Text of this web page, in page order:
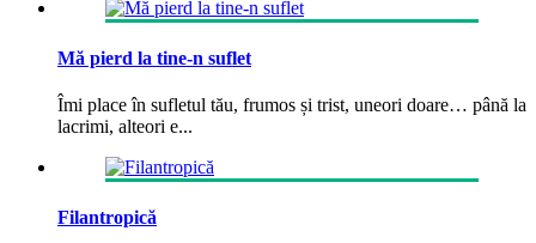
Mă pierd la tine-n suflet
Îmi place în sufletul tău, frumos și trist, uneori doare… până la
lacrimi, alteori e...
Filantropică